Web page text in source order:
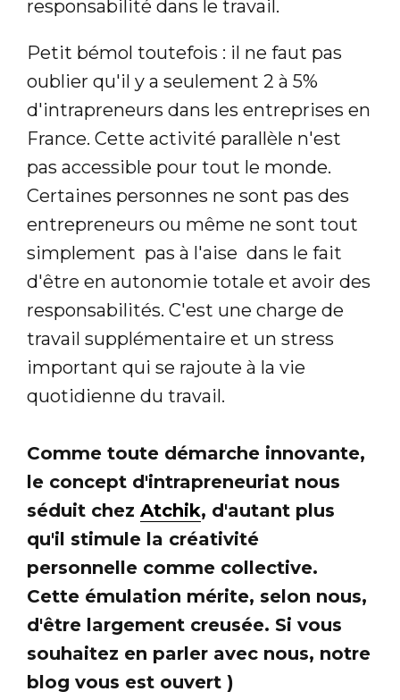
responsabilité dans le travail.
Petit bémol toutefois : il ne faut pas
oublier qu'il y a seulement 2 à 5%
d'intrapreneurs dans les entreprises en
France. Cette activité parallèle n'est
pas accessible pour tout le monde.
Certaines personnes ne sont pas des
entrepreneurs ou même ne sont tout
simplement pas à l'aise dans le fait
d'être en autonomie totale et avoir des
responsabilités. C'est une charge de
travail supplémentaire et un stress
important qui se rajoute à la vie
quotidienne du travail.
Comme toute démarche innovante,
le concept d'intrapreneuriat nous
séduit chez Atchik, d'autant plus
qu'il stimule la créativité
personnelle comme collective.
Cette émulation mérite, selon nous,
d'être largement creusée. Si vous
souhaitez en parler avec nous, notre
blog vous est ouvert )